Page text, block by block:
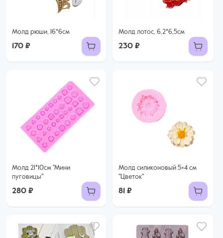
Молд рюши, 16*6см
170 ₽
Молд лотос, 6,2*6,5см
230 ₽
Молд 21*10см "Мини
пуговицы"
280 ₽
Молд силиконовый 5×4 см
"Цветок"
81 ₽